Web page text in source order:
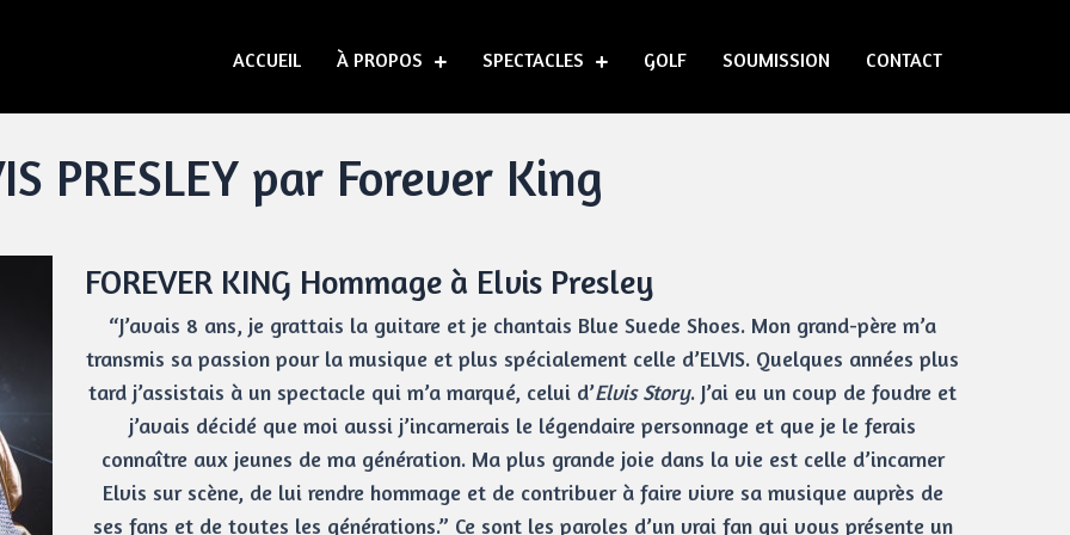
ACCUEIL À PROPOS SPECTACLES GOLF SOUMISSION CONTACT
PRESLEY par Forever King
FOREVER KING Hommage à Elvis Presley
“J’avais 8 ans, je grattais la guitare et je chantais Blue Suede Shoes. Mon grand-père m’a
transmis sa passion pour la musique et plus spécialement celle d’ELVIS. Quelques années plus
tard j’assistais à un spectacle qui m’a marqué, celui d’Elvis Story. J’ai eu un coup de foudre et
j’avais décidé que moi aussi j’incarnerais le légendaire personnage et que je le ferais
connaître aux jeunes de ma génération. Ma plus grande joie dans la vie est celle d’incarner
Elvis sur scène, de lui rendre hommage et de contribuer à faire vivre sa musique auprès de
ses fans et de toutes les générations.” Ce sont les paroles d’un vrai fan qui vous présente un